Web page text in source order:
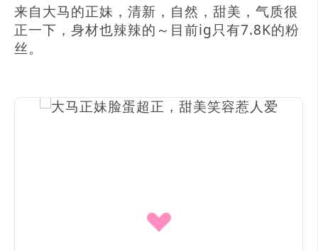
来自大马的正妹，清新，自然，甜美，气质很
正一下，身材也辣辣的～目前ig只有7.8K的粉
丝。